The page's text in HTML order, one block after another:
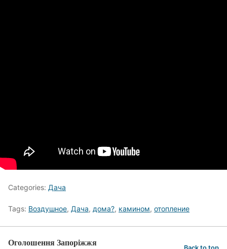
Categories: Дача
Tags: Воздушное, Дача, дома?, камином, отопление
Оголошення Запоріжжя